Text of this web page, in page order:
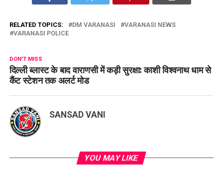
RELATED TOPICS: DM VARANASI
VARANASI NEWS
VARANASI POLICE
DON'T MISS
दिल्ली ब्लास्ट के बाद वाराणसी में कड़ी सुरक्षा: काशी विश्वनाथ धाम से
कैंट स्टेशन तक अलर्ट मोड
SANSAD VANI
YOU MAY LIKE